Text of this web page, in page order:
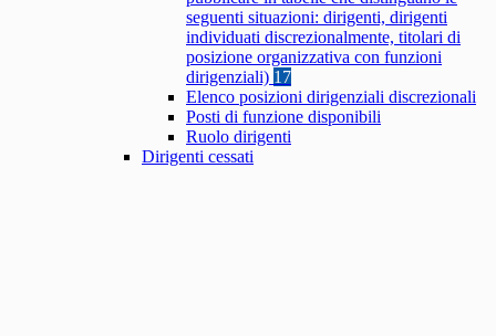
seguenti situazioni: dirigenti, dirigenti
individuati discrezionalmente, titolari di
posizione organizzativa con funzioni
dirigenziali) 17
Elenco posizioni dirigenziali discrezionali
Posti di funzione disponibili
Ruolo dirigenti
Dirigenti cessati